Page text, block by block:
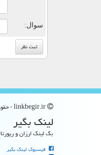
سوال:
لینك بگیر
بک لینک ارزان و
فیسبوک لینک بگیر